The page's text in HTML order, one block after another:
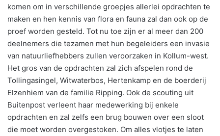
komen om in verschillende groepjes allerlei opdrachten te
maken en hen kennis van flora en fauna zal dan ook op de
proef worden gesteld. Tot nu toe zijn er al meer dan 200
deelnemers die tezamen met hun begeleiders een invasie
van natuurliefhebbers zullen veroorzaken in Kollum-west.
Het gros van de opdrachten zal zich afspelen rond de
Tollingasingel, Witwaterbos, Hertenkamp en de boerderij
Elzenhiem van de familie Ripping. Ook de scouting uit
Buitenpost verleent haar medewerking bij enkele
opdrachten en zal zelfs een brug bouwen over een sloot
die moet worden overgestoken. Om alles vlotjes te laten